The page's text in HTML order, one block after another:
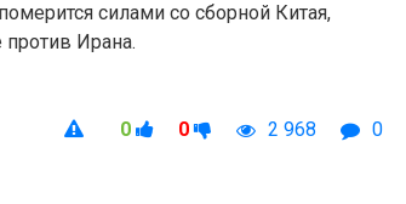
силами со сборной Китая,
Ирана.
0 0 2 968 0